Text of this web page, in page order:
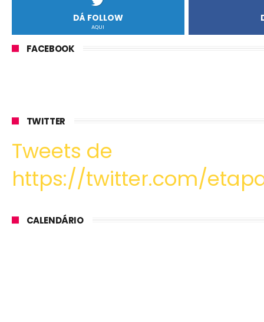
DÁ FOLLOW
AQUI
FACEBOOK
TWITTER
Tweets de
https://twitter.com/
CALENDÁRIO